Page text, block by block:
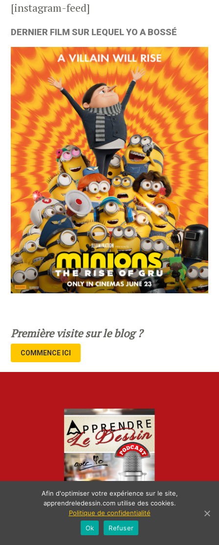
[instagram-feed]
DERNIER FILM SUR LEQUEL YO A BOSSÉ
Première visite sur le blog ?
COMMENCE ICI
ECOUTE LE DERNIER ÉPISODE DU PODCAST
Afin d'optimiser votre expérience sur le site,
apprendreledessin.com utilise des cookies.
Politique de confidentialité
Ok
Refuser